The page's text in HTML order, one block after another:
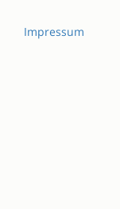
Impressum